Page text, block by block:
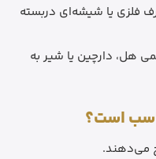
فلزی یا شیشه‌ای دربسته
هل، دارچین یا شیر به
است؟
می‌دهند.